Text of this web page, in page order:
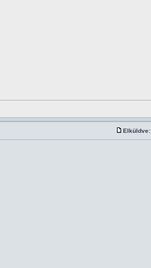
Elküldve: